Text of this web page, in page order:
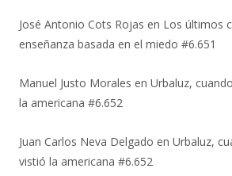
José Antonio Cots Rojas en Los últimos
enseñanza basada en el miedo #6.651
Manuel Justo Morales en Urbaluz,
la americana #6.652
Juan Carlos Neva Delgado en Urbaluz,
vistió la americana #6.652